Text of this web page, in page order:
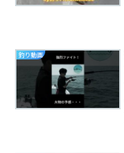
釣り動画